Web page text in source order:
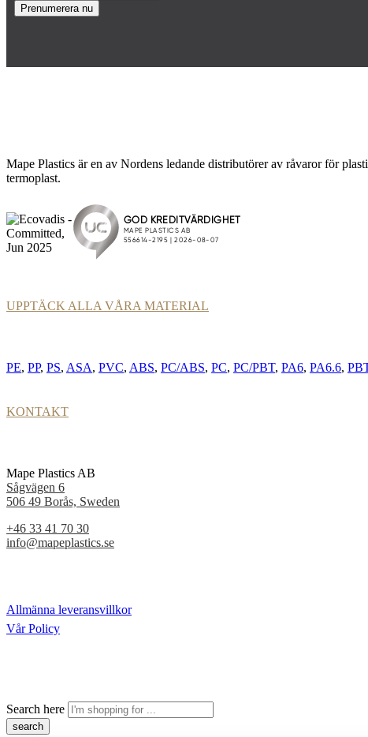
Mape Plastics är en av Nordens ledande distributörer av råvaror för
termoplast.
UPPTÄCK ALLA VÅRA MATERIAL
PE, PP, PS, ASA, PVC, ABS, PC/ABS, PC, PC/PBT, PA6, PA6.6,
KONTAKT
Mape Plastics AB
Sågvägen 6
506 49 Borås, Sweden
+46 33 41 70 30
info@mapeplastics.se
Allmänna leveransvillkor
Vår Policy
Search here